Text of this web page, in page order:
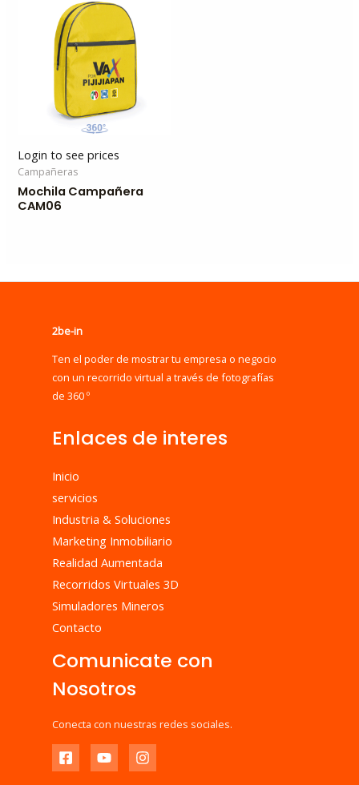
Login to see prices
Campañeras
Mochila Campañera
CAM06
2be-in
Ten el poder de mostrar tu empresa o negocio
con un recorrido virtual a través de fotografías
de 360 º
Enlaces de interes
Inicio
servicios
Industria & Soluciones
Marketing Inmobiliario
Realidad Aumentada
Recorridos Virtuales 3D
Simuladores Mineros
Contacto
Comunicate con
Nosotros
Conecta con nuestras redes sociales.